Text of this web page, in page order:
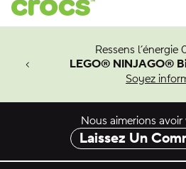
Ressens l’énergie
LEGO® NINJAGO®
Soyez
Man.
Nous aimerions avoir
Laissez Un